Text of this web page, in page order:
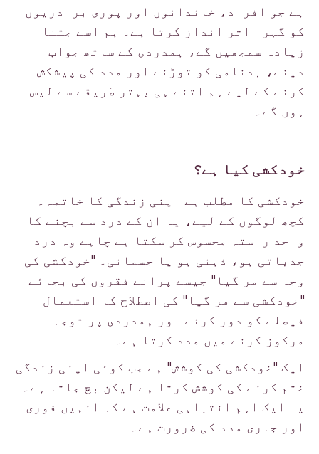
ہے جو افراد، خاندانوں اور پوری برادریوں
کو گہرا اثر انداز کرتا ہے۔ ہم اسے جتنا
زیادہ سمجھیں گے، ہمدردی کے ساتھ جواب
دینے، بدنامی کو توڑنے اور مدد کی پیشکش
کرنے کے لیے ہم اتنے ہی بہتر طریقے سے لیس
ہوں گے۔
خودکشی کیا ہے؟
خودکشی کا مطلب ہے اپنی زندگی کا خاتمہ۔
کچھ لوگوں کے لیے، یہ ان کے درد سے بچنے کا
واحد راستہ محسوس کر سکتا ہے چاہے وہ درد
جذباتی ہو، ذہنی ہو یا جسمانی۔ "خودکشی کی
وجہ سے مر گیا" جیسے پرانے فقروں کی بجائے
"خودکشی سے مر گیا" کی اصطلاح کا استعمال
فیصلے کو دور کرنے اور ہمدردی پر توجہ
مرکوز کرنے میں مدد کرتا ہے۔
ایک "خودکشی کی کوشش" ہے جب کوئی اپنی زندگی
ختم کرنے کی کوشش کرتا ہے لیکن بچ جاتا ہے۔
یہ ایک اہم انتباہی علامت ہے کہ انہیں فوری
اور جاری مدد کی ضرورت ہے۔